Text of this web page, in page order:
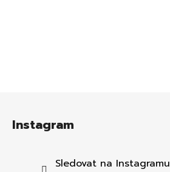
Instagram
Sledovat na Instagramu